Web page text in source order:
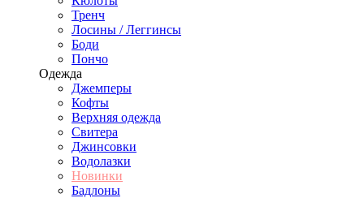
Тренч
Лосины / Леггинсы
Боди
Пончо
Одежда
Джемперы
Кофты
Верхняя одежда
Свитера
Джинсовки
Водолазки
Новинки
Бадлоны